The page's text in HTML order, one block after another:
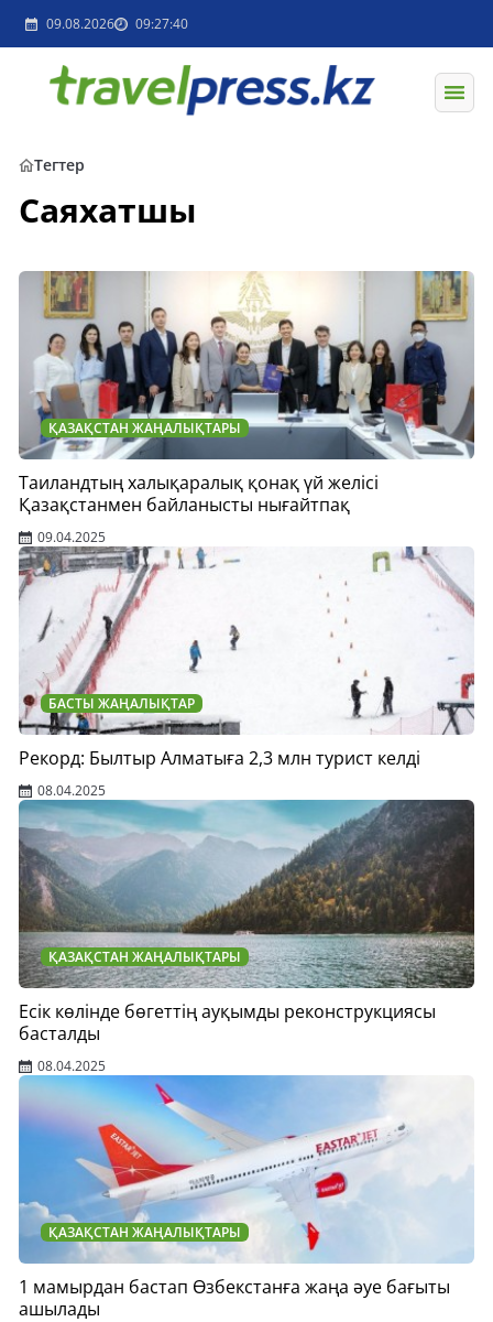
09.08.2026 09:27:40
Тегтер
Саяхатшы
ҚАЗАҚСТАН ЖАҢАЛЫҚТАРЫ
Таиландтың халықаралық қонақ үй желісі
Қазақстанмен байланысты нығайтпақ
09.04.2025
БАСТЫ ЖАҢАЛЫҚТАР
Рекорд: Былтыр Алматыға 2,3 млн турист келді
08.04.2025
ҚАЗАҚСТАН ЖАҢАЛЫҚТАРЫ
Есік көлінде бөгеттің ауқымды реконструкциясы
басталды
08.04.2025
ҚАЗАҚСТАН ЖАҢАЛЫҚТАРЫ
1 мамырдан бастап Өзбекстанға жаңа әуе бағыты
ашылады